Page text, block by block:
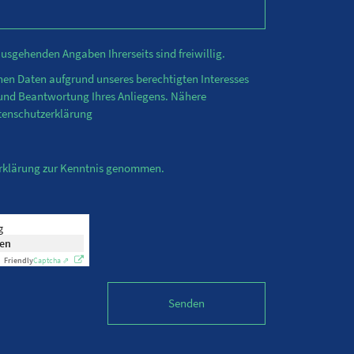
Angaben Ihrerseits sind freiwillig.
Daten aufgrund unseres berechtigten Interesses
Beantwortung Ihres Anliegens. Nähere
zur Kenntnis genommen.
FriendlyCaptcha ⇗